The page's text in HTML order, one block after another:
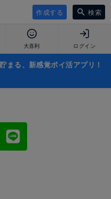
作成する 検索
大喜利 ログイン
まる、新感覚ポイ活アプリ！